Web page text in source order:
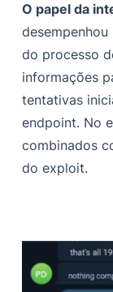
O papel da
do processo
informações
tentativas
endpoint. No
combinados
do exploit.